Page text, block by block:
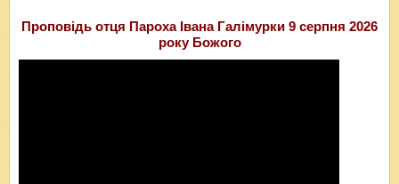
Проповідь отця Пароха Івана Галімурки 9 серпня 2026
року Божого